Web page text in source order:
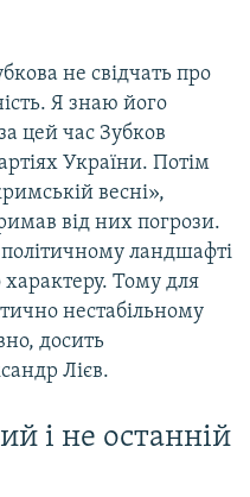
не свідчать про
Я знаю його
цей час Зубков
України. Потім
весні»,
від них погрози.
ландшафті
Тому для
нестабільному
досить
Лієв.
і не останній